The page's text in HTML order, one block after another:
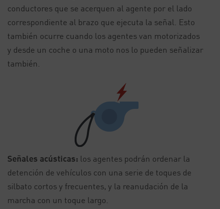
conductores que se acerquen al agente por el lado
correspondiente al brazo que ejecuta la señal. Esto
también ocurre cuando los agentes van motorizados
y desde un coche o una moto nos lo pueden señalizar
también.
Señales acústicas: los agentes podrán ordenar la
detención de vehículos con una serie de toques de
silbato cortos y frecuentes, y la reanudación de la
marcha con un toque largo.